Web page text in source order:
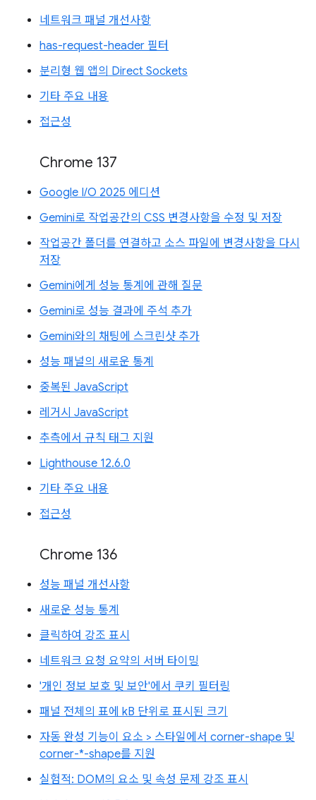
네트워크 패널 개선사항
has-request-header 필터
분리형 웹 앱의 Direct Sockets
기타 주요 내용
접근성
Chrome 137
Google I/O 2025 에디션
Gemini로 작업공간의 CSS 변경사항을 수정 및 저장
작업공간 폴더를 연결하고 소스 파일에 변경사항을 다시
저장
Gemini에게 성능 통계에 관해 질문
Gemini로 성능 결과에 주석 추가
Gemini와의 채팅에 스크린샷 추가
성능 패널의 새로운 통계
중복된 JavaScript
레거시 JavaScript
추측에서 규칙 태그 지원
Lighthouse 12.6.0
기타 주요 내용
접근성
Chrome 136
성능 패널 개선사항
새로운 성능 통계
클릭하여 강조 표시
네트워크 요청 요약의 서버 타이밍
'개인 정보 보호 및 보안'에서 쿠키 필터링
패널 전체의 표에 kB 단위로 표시된 크기
자동 완성 기능이 요소 > 스타일에서 corner-shape 및
corner-*-shape를 지원
실험적: DOM의 요소 및 속성 문제 강조 표시